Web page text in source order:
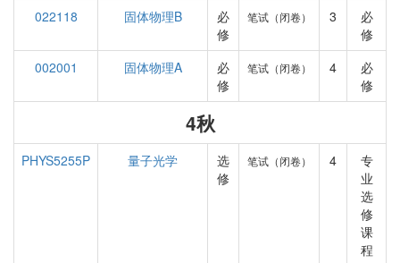
022118
固体物理B
必
修
笔试（闭卷） 3
必
修
002001
固体物理A
必
修
笔试（闭卷） 4
必
修
4秋
PHYS5255P 量子光学
选
修
笔试（闭卷） 4
专
业
选
修
课
程